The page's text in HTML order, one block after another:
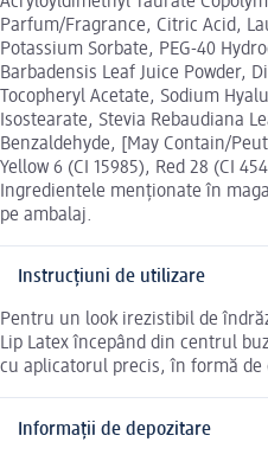
Parfum/Fragrance, Citric Acid,
Potassium Sorbate, PEG-40
Barbadensis Leaf Juice Powder,
Tocopheryl Acetate, Sodium
Isostearate, Stevia Rebaudiana
Benzaldehyde, [May Contain/
Yellow 6 (CI 15985), Red 28 (CI
Ingredientele menționate în
pe ambalaj.
Instrucțiuni de utilizare
Pentru un look irezistibil de
Lip Latex începând din centrul
cu aplicatorul precis, în formă de
Informații de depozitare